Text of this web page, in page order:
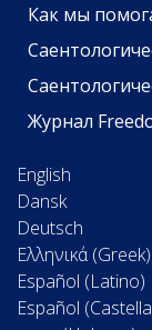
Как мы
Журнал
English
Dansk
Deutsch
Ελληνικά (Greek)
Español (Latino)
Español